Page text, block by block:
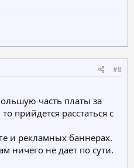
#8
часть платы за
прийдется расстаться с
и рекламных баннерах.
ничего не дает по сути.